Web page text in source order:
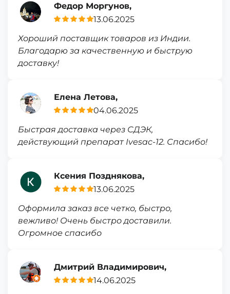
Федор Моргунов,
13.06.2025
Хороший поставщик товаров из Индии.
Благодарю за качественную и быструю
доставку!
Елена Летова,
04.06.2025
Быстрая доставка через СДЭК,
действующий препарат Ivesac-12. Спасибо!
Ксения Позднякова,
13.06.2025
Оформила заказ все четко, быстро,
вежливо! Очень быстро доставили.
Огромное спасибо
Дмитрий Владимирович,
14.06.2025